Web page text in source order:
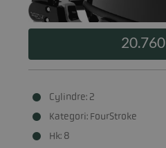
20.760
Cylindre: 2
Kategori: FourStroke
Hk: 8